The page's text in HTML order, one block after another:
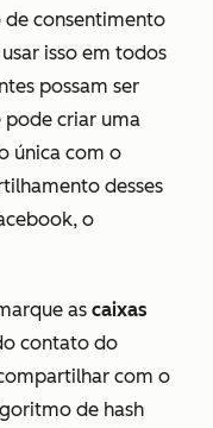
consentimento
isso em todos
possam ser
pode criar uma
única com o
desses
o
as caixas
contato do
com o
de hash